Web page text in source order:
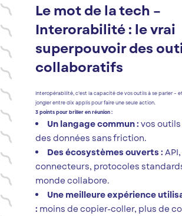
Le mot de la tech –
Interorabilité : le vrai
superpouvoir des
collaboratifs
Interopérabilité, c’est la capacité de vos outils à se parler –
jongler entre dix applis pour faire une seule action.
3 points pour briller en réunion :
Un langage commun : vos
des données sans friction.
Des écosystèmes ouverts : API,
connecteurs, protocoles
monde collabore.
Une meilleure expérience
: moins de copier-coller, plus de